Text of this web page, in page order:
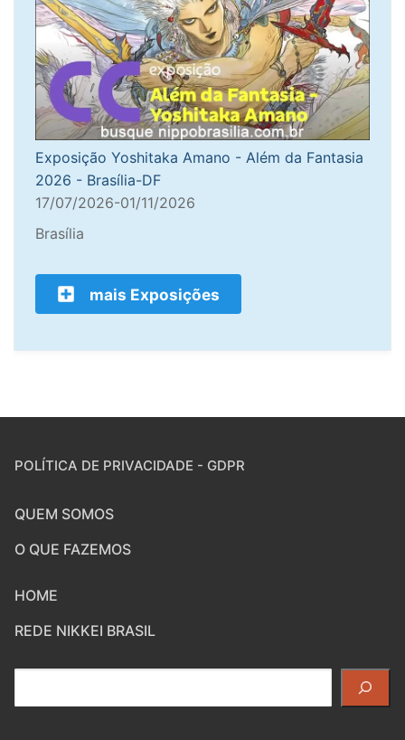
Exposição Yoshitaka Amano - Além da Fantasia
2026 - Brasília-DF
17/07/2026-01/11/2026
Brasília
mais Exposições
POLÍTICA DE PRIVACIDADE - GDPR
QUEM SOMOS
O QUE FAZEMOS
HOME
REDE NIKKEI BRASIL